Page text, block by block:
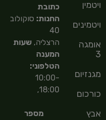
ויטמין
ויטמינים
אומגה
3
מגנזיום
כורכום
אבץ
כתובת
החנות: סוקולוב
40
הרצליה,שעות
המענה
הטלפוני:
10:00-
18:00,
מספר